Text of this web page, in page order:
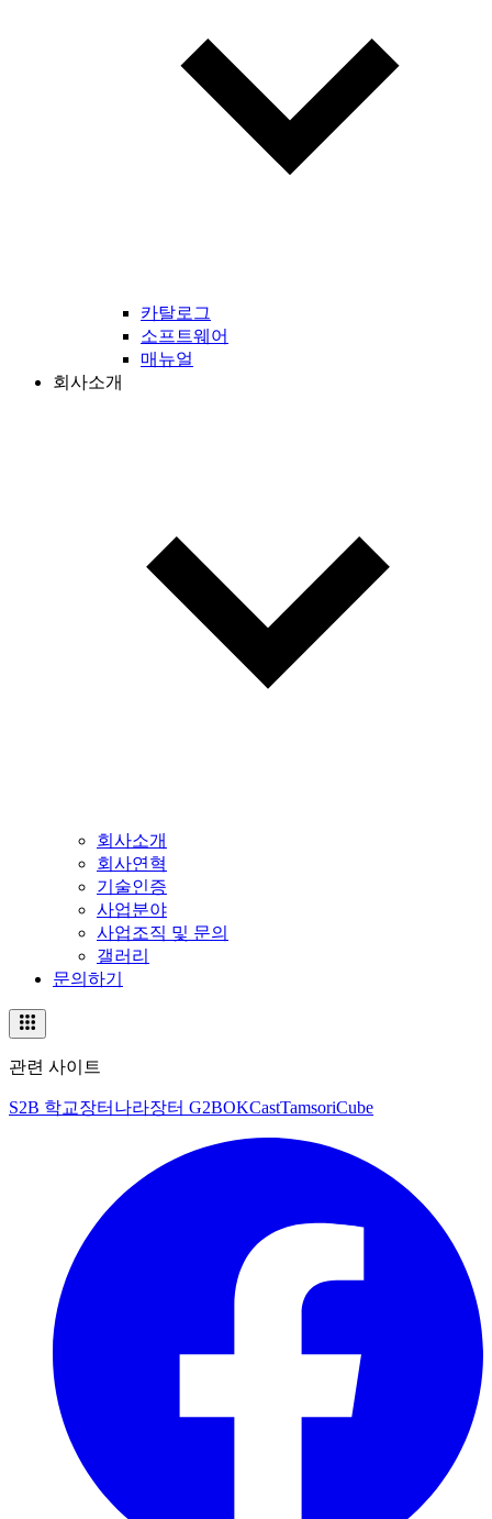
카탈로그
소프트웨어
매뉴얼
회사소개
회사소개
회사연혁
기술인증
사업분야
사업조직 및 문의
갤러리
문의하기
관련 사이트
S2B 학교장터 나라장터 G2BOKCastTamsoriCube